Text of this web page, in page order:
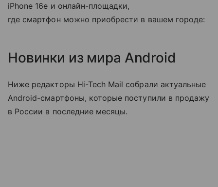
iPhone 16e и онлайн-площадки,
где смартфон можно приобрести в вашем городе:
Новинки из мира Android
Ниже редакторы Hi-Tech Mail собрали актуальные
Android-смартфоны, которые поступили в продажу
в России в последние месяцы.